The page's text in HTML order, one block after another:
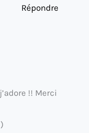
Répondre
!! Merci